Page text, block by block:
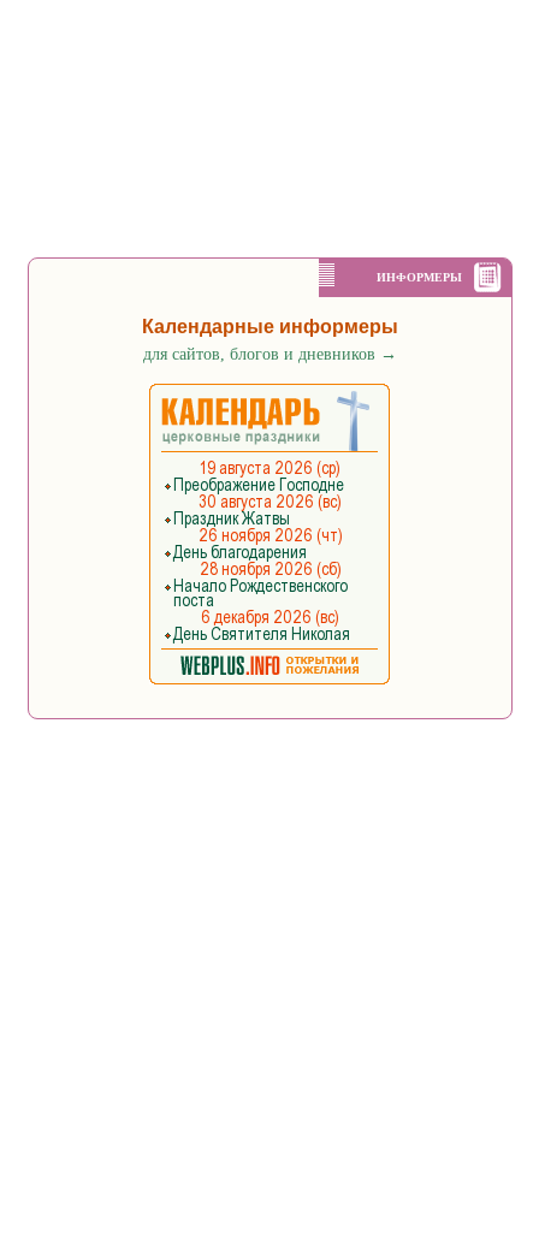
ИНФОРМЕРЫ
Календарные информеры
для сайтов, блогов и дневников →